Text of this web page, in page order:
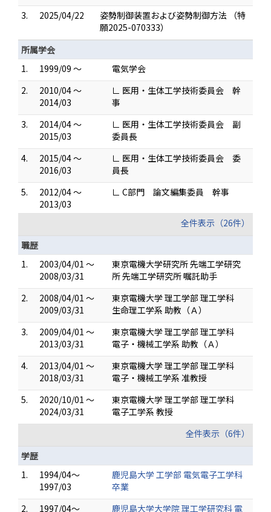
3.
2025/04/22
姿勢制御装置および姿勢制御方法 （特
願2025-070333）
所属学会
1.
1999/09 ～
電気学会
2.
2010/04 ～
2014/03
∟ 医用・生体工学技術委員会 幹
事
3.
2014/04 ～
2015/03
∟ 医用・生体工学技術委員会 副
委員長
4.
2015/04 ～
2016/03
∟ 医用・生体工学技術委員会 委
員長
5.
2012/04 ～
2013/03
∟ C部門 論文編集委員 幹事
全件表示（26件）
職歴
1.
2003/04/01 ～
2008/03/31
東京電機大学研究所 先端工学研究
所 先端工学研究所 嘱託助手
2.
2008/04/01 ～
2009/03/31
東京電機大学 理工学部 理工学科
生命理工学系 助教（Ａ）
3.
2009/04/01 ～
2013/03/31
東京電機大学 理工学部 理工学科
電子・機械工学系 助教（Ａ）
4.
2013/04/01 ～
2018/03/31
東京電機大学 理工学部 理工学科
電子・機械工学系 准教授
5.
2020/10/01 ～
2024/03/31
東京電機大学 理工学部 理工学科
電子工学系 教授
全件表示（6件）
学歴
1.
1994/04～
1997/03
鹿児島大学 工学部 電気電子工学科
卒業
2.
1997/04～ 鹿児島大学大学院 理工学研究科 電